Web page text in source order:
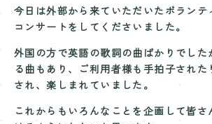
今日は外部から来ていただいたボランテ
コンサートをしてくださいました。
外国の方で英語の歌詞の曲ばかりでした
る曲もあり、ご利用者様も手拍子された
され、楽しまれていました。
これからもいろんなことを企画して皆